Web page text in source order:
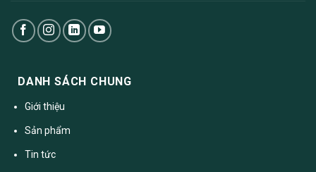
DANH SÁCH CHUNG
Giới thiệu
Sản phẩm
Tin tức